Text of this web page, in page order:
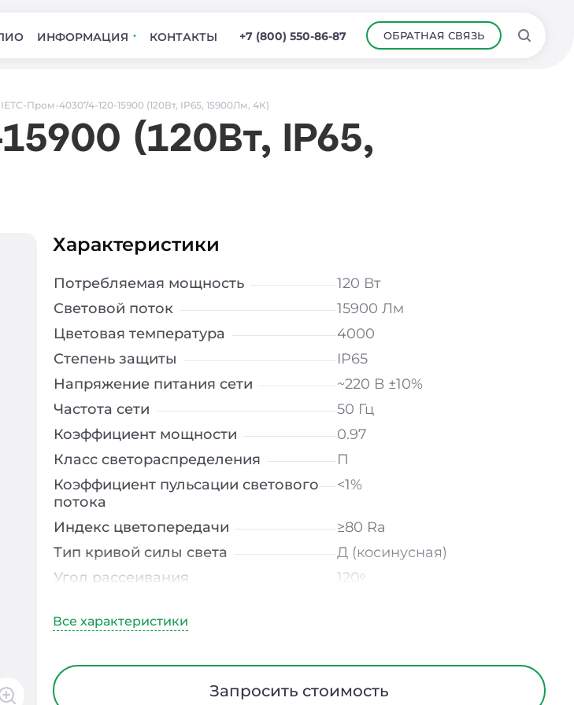
ИНФОРМАЦИЯ КОНТАКТЫ +7 (800) 550-86-87 ОБРАТНАЯ СВЯЗЬ
IETC-Пром-403074-120-15900 (120Вт, IP65, 15900Лм, 4К)
(120Вт, IP65,
Характеристики
Потребляемая мощность
120 Вт
Световой поток
15900 Лм
Цветовая температура
4000
Степень защиты
IP65
Напряжение питания сети
~220 В ±10%
Частота сети
50 Гц
Коэффициент мощности
0.97
Класс светораспределения
П
Коэффициент пульсации светового
потока
<1%
Индекс цветопередачи
≥80 Ra
Тип кривой силы света
Д (косинусная)
Угол рассеивания
120ᵒ
Диапазон рабочих температур
Материал корпуса
Запросить стоимость